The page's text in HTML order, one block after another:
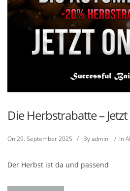
Die Herbstrabatte –
On 29. September 2025 / Byadmin / In
Der Herbst ist da und passend